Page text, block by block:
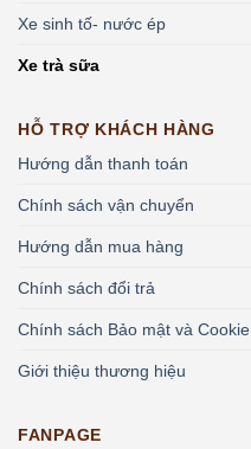
Xe sinh tố- nước ép
Xe trà sữa
HỖ TRỢ KHÁCH HÀNG
Hướng dẫn thanh toán
Chính sách vận chuyển
Hướng dẫn mua hàng
Chính sách đổi trả
Chính sách Bảo mật và Cookie
Giới thiệu thương hiệu
FANPAGE